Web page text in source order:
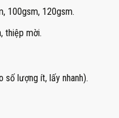
100gsm, 120gsm.
thiệp mời.
lượng ít, lấy nhanh).